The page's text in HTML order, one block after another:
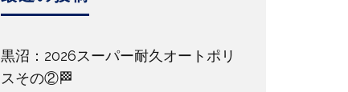
黒沼：2026スーパー耐久オートポリ
スその②🏁